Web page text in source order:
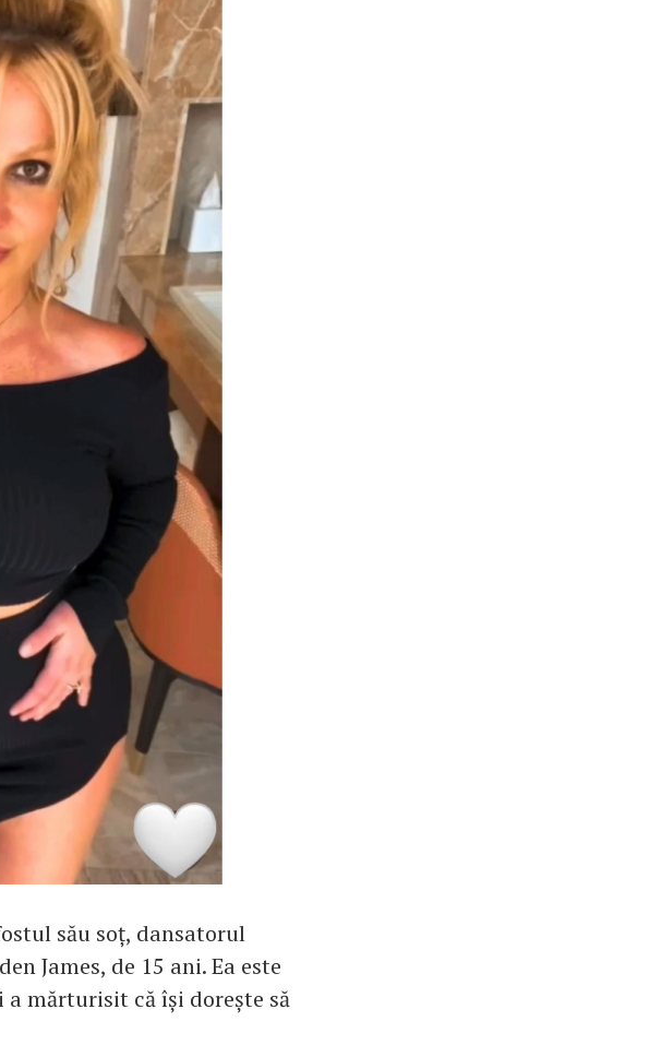
său soț, dansatorul
James, de 15 ani. Ea este
mărturisit că își dorește să